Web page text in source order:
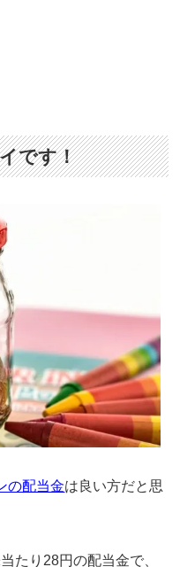
です！
の配当金は良い方だと思
たり28円の配当金で、